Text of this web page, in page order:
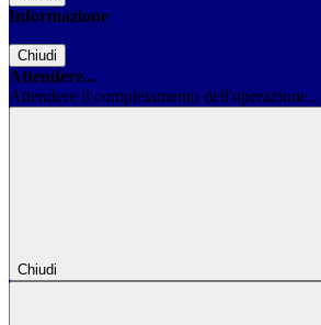
Informazione
Chiudi
Attendere...
Attendere il completamento dell'operazione...
Chiudi